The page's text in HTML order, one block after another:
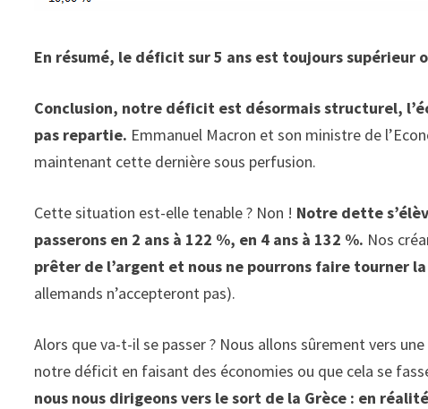
En résumé, le déficit sur 5 ans est toujours supérieur
Conclusion, notre déficit est désormais structurel,
pas repartie. Emmanuel Macron et son ministre de
maintenant cette dernière sous perfusion.
Cette situation est-elle tenable ? Non ! Notre dette
passerons en 2 ans à 122 %, en 4 ans à 132 %. Nos
prêter de l’argent et nous ne pourrons faire tourner
allemands n’accepteront pas).
Alors que va-t-il se passer ? Nous allons sûrement vers
notre déficit en faisant des économies ou que cela se
nous nous dirigeons vers le sort de la Grèce : en